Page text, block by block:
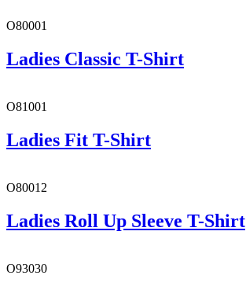
O80001
Ladies Classic T-Shirt
O81001
Ladies Fit T-Shirt
O80012
Ladies Roll Up Sleeve T-Shirt
O93030